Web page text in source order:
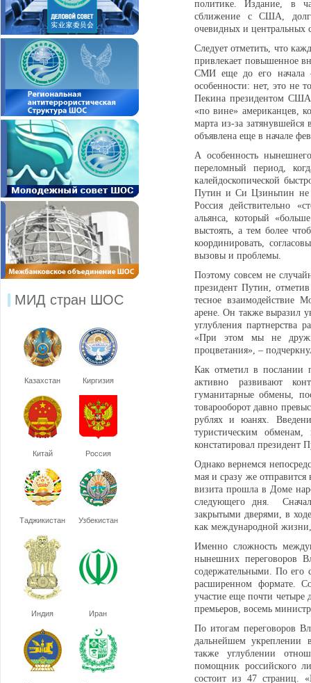
МИД стран ШОС
Казахстан Киргизия
Китай Россия
Таджикистан Узбекистан
Индия Иран
политике. Издание, в
сближение с США,
очевидных и
Следует отметить, что
привлекает повышенное
СМИ еще до его начала
особенности: нет, это не
Пекина президентом США
«по вине» американцев,
марта из-за
объявлена еще в начале
А особенность
переломный период,
калейдоскопической
Путин и Си Цзиньпин не
Россия действительно
альянса, который
выстоять, а тем более
координировать,
вызовы и проблемы.
Поэтому совсем не
президент Путин,
тесное взаимодействие
арене. Он также выразил
углубления партнерства
«При этом мы не
процветания», –
Как отметил в послании
активно развивают
гуманитарные обмены,
товарооборот давно
рублях и юанях.
туристическим
констатировал президент
Однако вернемся
мая и сразу же
визита прошла в Доме
следующего дня.
закрытыми дверями, в
как международной
Именно сложность
нынешних переговоров
содержательными. По его
расширенном формате.
участие еще почти четыре
премьеров, восемь
По итогам переговоров
дальнейшем укреплении
также углублении
помощник российского
состоит из 47 страниц.